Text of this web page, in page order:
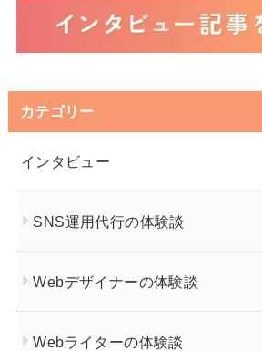
カテゴリー
インタビュー
SNS運用代行の体験談
Webデザイナーの体験談
Webライターの体験談